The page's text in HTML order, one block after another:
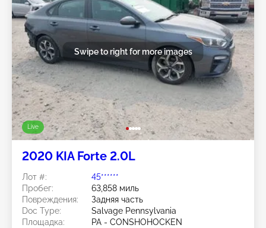
Live
Swipe to right for more images
2020 KIA Forte 2.0L
Лот #:
45******
Пробег:
63,858 миль
Повреждения:
Задняя часть
Doc Type:
Salvage Pennsylvania
Площадка:
PA - CONSHOHOCKEN